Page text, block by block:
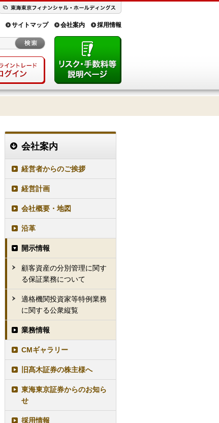
サイトマップ 会社案内 採用情報
会社案内
経営者からのご挨拶
経営計画
会社概要・地図
沿革
開示情報
顧客資産の分別管理に関す
る保証業務について
適格機関投資家等特例業務
に関する公衆縦覧
業務情報
CMギャラリー
旧髙木証券の株主様へ
東海東京証券からのお知ら
せ
採用情報